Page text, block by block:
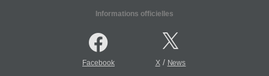
Informations officielles
Facebook X/ News